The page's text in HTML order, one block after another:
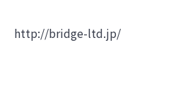
http://bridge-ltd.jp/